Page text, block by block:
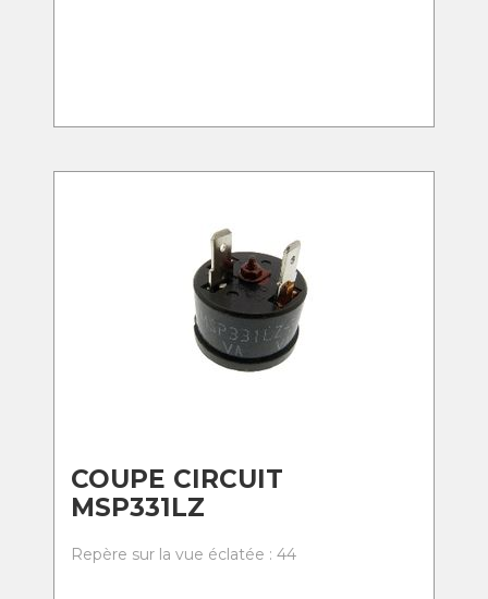
COUPE CIRCUIT
MSP331LZ
Repère sur la vue éclatée : 44